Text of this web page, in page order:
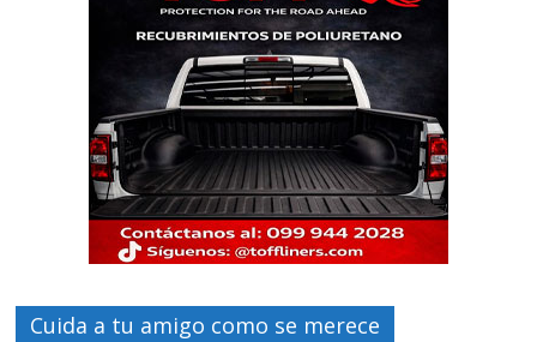
Cuida a tu amigo como se merece